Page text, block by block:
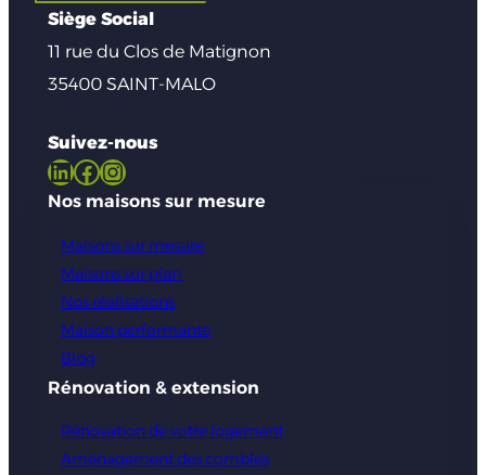
Siège Social
11 rue du Clos de Matignon
35400 SAINT-MALO
Suivez-nous
LinkedIn Facebook Instagram
Nos maisons sur mesure
Maisons sur mesure
Maisons sur plan
Nos réalisations
Maison performante
Blog
Rénovation & extension
Rénovation de votre logement
Aménagement des combles